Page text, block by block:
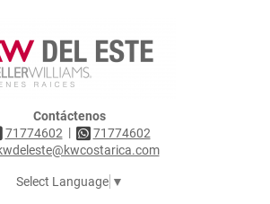
Contáctenos
71774602 |
71774602
Select Language ▼